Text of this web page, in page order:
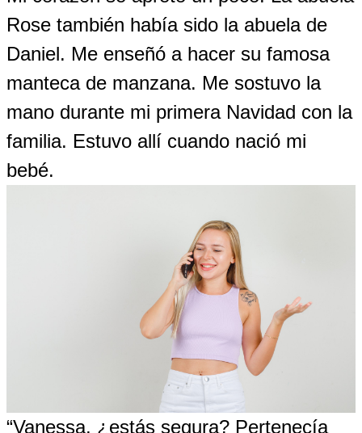
Rose también había sido la abuela de
Daniel. Me enseñó a hacer su famosa
manteca de manzana. Me sostuvo la
mano durante mi primera Navidad con la
familia. Estuvo allí cuando nació mi
bebé.
“Vanessa, ¿estás segura? Pertenecía